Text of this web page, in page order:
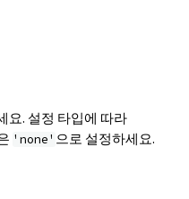
요. 설정 타입에 따라
'none' 으로 설정하세요.